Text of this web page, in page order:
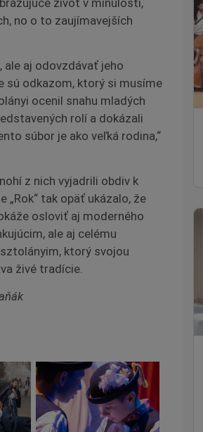
život v minulosti,
no o to zaujímavejších
ale aj odovzdávať jeho
odkazom, ktorý si musíme
ocenil snahu mladých
rolí a dokázali
súbor je ako veľká rodina,“
z nich vyjadrili obdiv k
„Rok“ tak opäť ukázalo, že
osloviť aj moderného
ale aj celému
ktorý svojou
živé tradície.